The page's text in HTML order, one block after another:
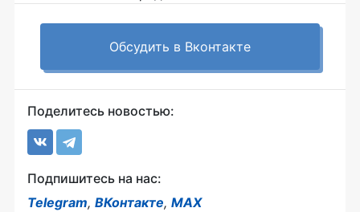
Обсудить в Вконтакте
Поделитесь новостью:
Подпишитесь на нас:
Telegram, ВКонтакте, MAX